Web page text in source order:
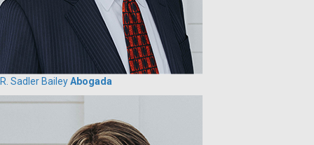
R. Sadler BaileyAbogada